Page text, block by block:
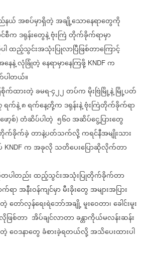
နယ်အစပ်မှာရှိတဲ့အချို့သောနေရာတွေကို
စီကဒရုန်းတွေနဲ့ဗုံးကြဲတိုက်ခိုက်ရာမှာ
ထည့်သွင်းအသုံးပြုလာပြီဖြစ်တာကြောင့်
ေနဲ့လုံခြုံတဲ့နေရာမှာနေကြဖို့ KNDF က
ါတယ်။
စိုက်ထားတဲ့ခမရ-၄၂၂တပ်ကမိုးဗြဲမြို့နဲ့မြို့ပတ်
ရက်နဲ့၈ရက်နေ့တို့ကဒရုန်းနဲ့ဗုံးကြဲတိုက်ခိုက်ရာ
ာ့စ်) တံဆိပ်ပါတဲ့ ၅၆၀အဆိပ်ငွေ့ပြားတွေ
က်ခိုက်ခဲ့တာနဲ့ပတ်သက်လို့ကရင်နီအမျိုးသား
KNDF ကအခုလို သတိပေးပြောဆိုလိုက်တာ
ပါတည်းထည့်သွင်းအသုံးပြုတိုက်ခိုက်တာ
က်ရာအနီးဝန်ကျင်မှာမီးခိုးတွေအများအပြား
တော်လှန်ရေးရဲဘော်အချို့မူးဝေတာ၊ခေါင်းမူး
ဖြစ်တာ အိပ်ချင်လာတာခန္တာကိုယ်မလန်းဆန်း
ဝေဒနာတွေခံစားခဲ့ရတယ်လို့အသိပေးထားပါ